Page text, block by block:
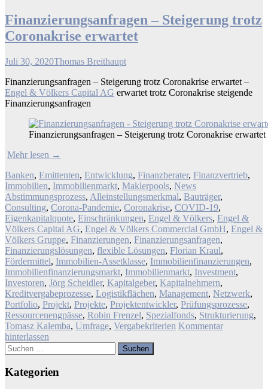
Finanzierungsanfragen – Steigerung trotz
Coronakrise erwartet
Juli 30, 2020Thomas Breithaupt
Finanzierungsanfragen – Steigerung trotz Coronakrise erwartet –
Engel & Völkers Capital AG erwartet trotz Coronakrise steigende
Finanzierungsanfragen
Finanzierungsanfragen – Steigerung trotz Coronakrise erwartet
Mehr lesen →
Banken, Emittenten, Entwicklung, Finanzberater, Finanzvertrieb,
Immobilien, Immobilienmarkt, Maklerpools, News
Abstimmungsprozess, Alleinstellungsmerkmal, Bauträger,
Consulting, Corona-Pandemie, Coronakrise, COVID-19,
Eigenkapitalquote, Einschränkungen, Engel & Völkers, Engel &
Völkers Capital AG, Engel & Völkers Commercial GmbH, Engel &
Völkers Gruppe, Finanzierungen, Finanzierungsanfragen,
Finanzierungslösungen, flexible Lösungen, Florian Kraul,
Fördermittel, Immobilien-Assetklasse, Immobilienfinanzierungen,
Immobilienfinanzierungsmarkt, Immobilienmarkt, Investment,
Investoren, Jörg Scheidler, Kapitalgeber, Kapitalnehmern,
Kreditvergabeprozesse, Logistikflächen, Management, Netzwerk,
Portfolio, Projekt, Projekte, Projektentwickler, Prüfungsprozesse,
Ressourcenengpässe, Robin Frenzel, Spezialfonds, Strukturierung,
Tomasz Kalemba, Umfrage, Vergabekriterien Kommentar
hinterlassen
Suchen
nach:
Kategorien